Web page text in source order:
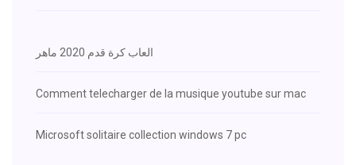
العاب كرة قدم 2020 ماهر
Comment telecharger de la musique youtube sur mac
Microsoft solitaire collection windows 7 pc